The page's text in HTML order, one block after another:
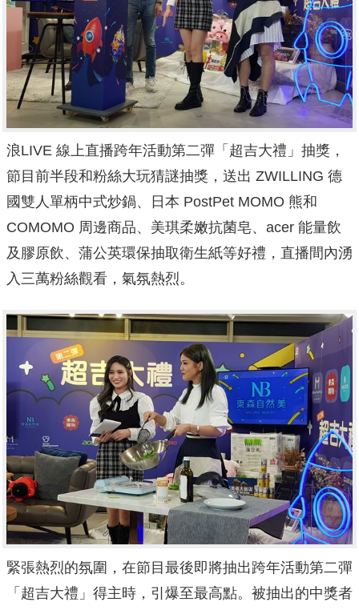
浪LIVE 線上直播跨年活動第二彈「超吉大禮」抽獎，
節目前半段和粉絲大玩猜謎抽獎，送出 ZWILLING 德
國雙人單柄中式炒鍋、日本 PostPet MOMO 熊和
COMOMO 周邊商品、美琪柔嫩抗菌皂、acer 能量飲
及膠原飲、蒲公英環保抽取衛生紙等好禮，直播間內湧
入三萬粉絲觀看，氣氛熱烈。
緊張熱烈的氛圍，在節目最後即將抽出跨年活動第二彈
「超吉大禮」得主時，引爆至最高點。被抽出的中獎者